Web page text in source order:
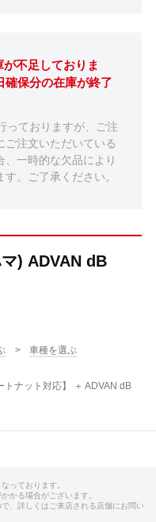
不足しておりま
確保分の在庫が終了
っておりますが、ご注
ご注文いただいている
一時的な欠品により
。ご了承ください。
) ADVAN dB
車種を選ぶ
ナット対応】 ＋ ADVAN dB
っております。
かる場合がございます。
、詳しくはご来店される店舗にお問い